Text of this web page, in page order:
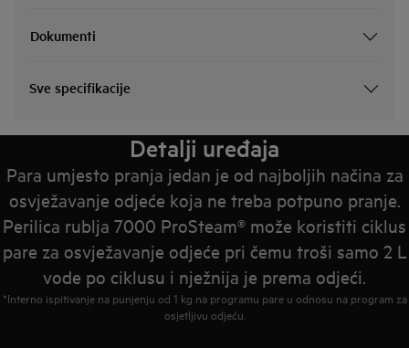
Dokumenti
Sve specifikacije
Detalji uređaja
Para umjesto pranja jedan je od najboljih načina za
osvježavanje odjeće koja ne treba potpuno pranje.
Perilica rublja 7000 ProSteam® može koristiti ciklus
pare za osvježavanje odjeće pri čemu troši samo 2 L
vode po ciklusu i nježnija je prema odjeći.
*Interno ispitivanje na punjenju od 1 kg na programu pare u odnosu na program za
osjetljivu odjeću.